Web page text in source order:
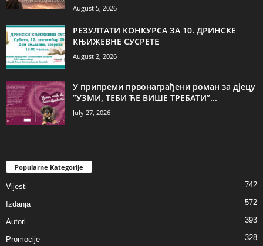
August 5, 2026
РЕЗУЛТАТИ КОНКУРСА ЗА 10. ДРИНСКЕ
КЊИЖЕВНЕ СУСРЕТЕ
August 2, 2026
У припреми првонаграђени роман за дјецу
”УЗМИ, ТЕБИ ЋЕ ВИШЕ ТРЕБАТИ”...
July 27, 2026
Popularne Kategorije
Vijesti 742
Izdanja 572
Autori 393
Promocije 328